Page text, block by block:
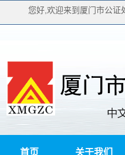
您好,欢迎来到厦门市公
首页 关于我们